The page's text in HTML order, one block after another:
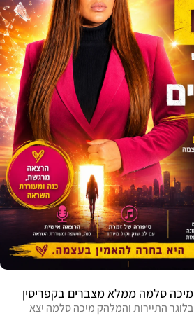
מיכה סלמה ממלא מצברים בקפריסין
בלוגר התיירות והמלהק מיכה סלמה יצא